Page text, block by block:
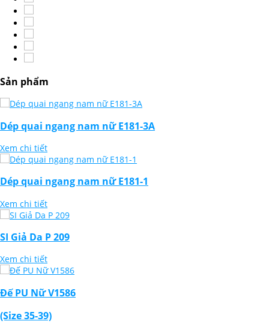
Sản phẩm
Dép quai ngang nam nữ E181-3A
Xem chi tiết
Dép quai ngang nam nữ E181-1
Xem chi tiết
SI Giả Da P 209
Xem chi tiết
Đế PU Nữ V1586
(Size 35-39)